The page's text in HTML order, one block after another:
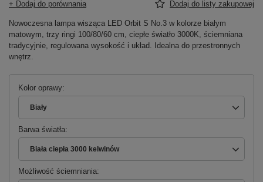
+ Dodaj do porównania Dodaj do listy zakupowej
Nowoczesna lampa wisząca LED Orbit S No.3 w kolorze białym
matowym, trzy ringi 100/80/60 cm, ciepłe światło 3000K, ściemniana
tradycyjnie, regulowana wysokość i układ. Idealna do przestronnych
wnętrz.
Kolor oprawy
Biały
Barwa światła
Biała ciepła 3000 kelwinów
Możliwość ściemniania